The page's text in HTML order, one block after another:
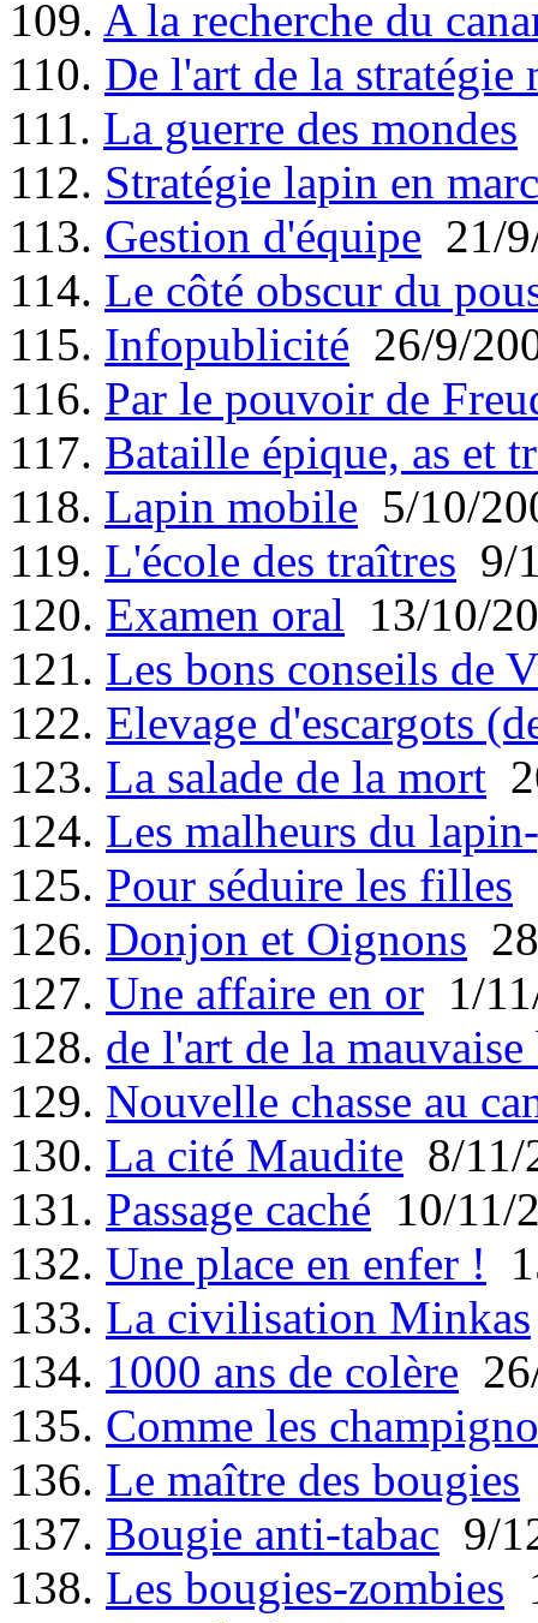
109. A la recherche du
110. De l'art de la stratégie
111. La guerre des mondes
112. Stratégie lapin en
113. Gestion d'équipe 21/
114. Le côté obscur du
115. Infopublicité 26/9/
116. Par le pouvoir de
117. Bataille épique, as et
118. Lapin mobile 5/10/
119. L'école des traîtres 9/
120. Examen oral 13/10/
121. Les bons conseils de
122. Elevage d'escargots
123. La salade de la mort
124. Les malheurs du
125. Pour séduire les filles
126. Donjon et Oignons
127. Une affaire en or 1/
128. de l'art de la
129. Nouvelle chasse au
130. La cité Maudite 8/11/
131. Passage caché 10/11/
132. Une place en enfer !
133. La civilisation Minkas
134. 1000 ans de colère
135. Comme les
136. Le maître des bougies
137. Bougie anti-tabac 9/
138. Les bougies-zombies